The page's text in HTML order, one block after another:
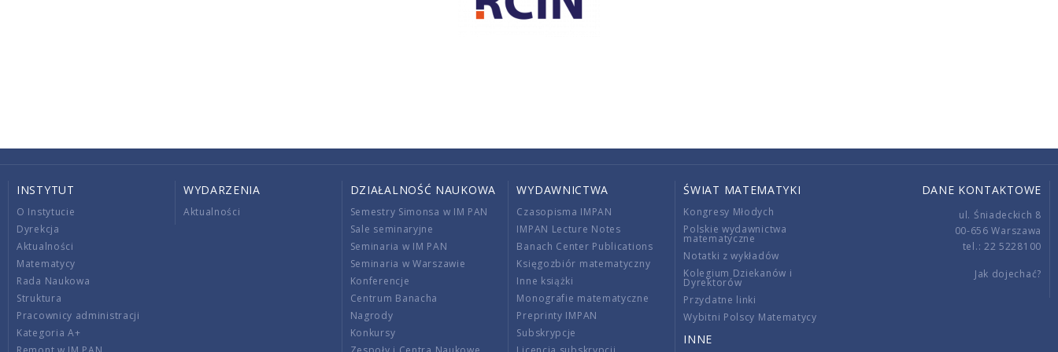
INSTYTUT
O Instytucie
Dyrekcja
Aktualności
Matematycy
Rada Naukowa
Struktura
Pracownicy administracji
Kategoria A+
WYDARZENIA
Aktualności
DZIAŁALNOŚĆ NAUKOWA
Semestry Simonsa w IM PAN
Sale seminaryjne
Seminaria w IM PAN
Seminaria w Warszawie
Konferencje
Centrum Banacha
Nagrody
Konkursy
WYDAWNICTWA
Czasopisma IMPAN
IMPAN Lecture Notes
Banach Center Publications
Księgozbiór matematyczny
Inne książki
Monografie matematyczne
Preprinty IMPAN
Subskrypcje
ŚWIAT MATEMATYKI
Kongresy Młodych
Polskie wydawnictwa
matematyczne
Notatki z wykładów
Kolegium Dziekanów i
Dyrektorów
Przydatne linki
Wybitni Polscy Matematycy
INNE
DANE KONTAKTOWE
ul. Śniadeckich 8
00-656 Warszawa
tel.: 22 5228100
Jak dojechać?